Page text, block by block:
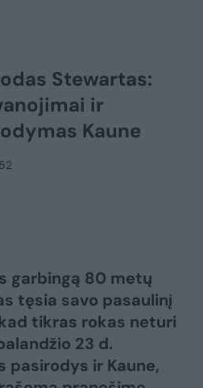
Stewartas:
ir
Kaune
garbingą 80 metų
tęsia savo pasaulinį
tikras rokas neturi
23 d.
pasirodys ir Kaune,